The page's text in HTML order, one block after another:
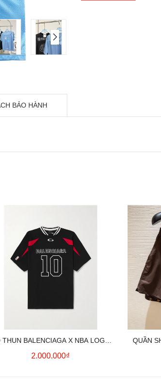
BẢO HÀNH
THUN BALENCIAGA X NBA LOGO
COTTON JERSEY T-SHIRT
2.000.000₫
QUẦN